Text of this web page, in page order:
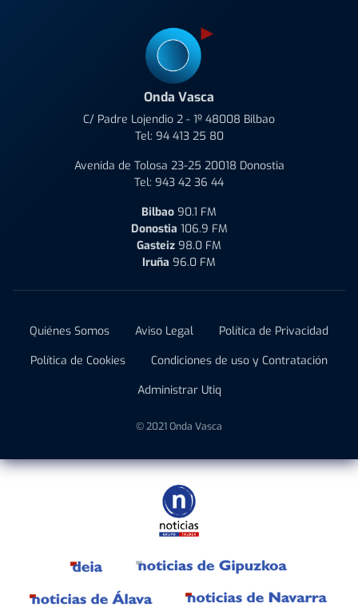
Onda Vasca
C/ Padre Lojendio 2 - 1º 48008 Bilbao
Tel: 94 413 25 80
Avenida de Tolosa 23-25 20018 Donostia
Tel: 943 42 36 44
Bilbao 90.1 FM
Donostia 106.9 FM
Gasteiz 98.0 FM
Iruña 96.0 FM
Quiénes Somos Aviso Legal
Política de Privacidad
Política de Cookies
Condiciones de uso y Contratación
Administrar Utiq
© 2021 Onda Vasca